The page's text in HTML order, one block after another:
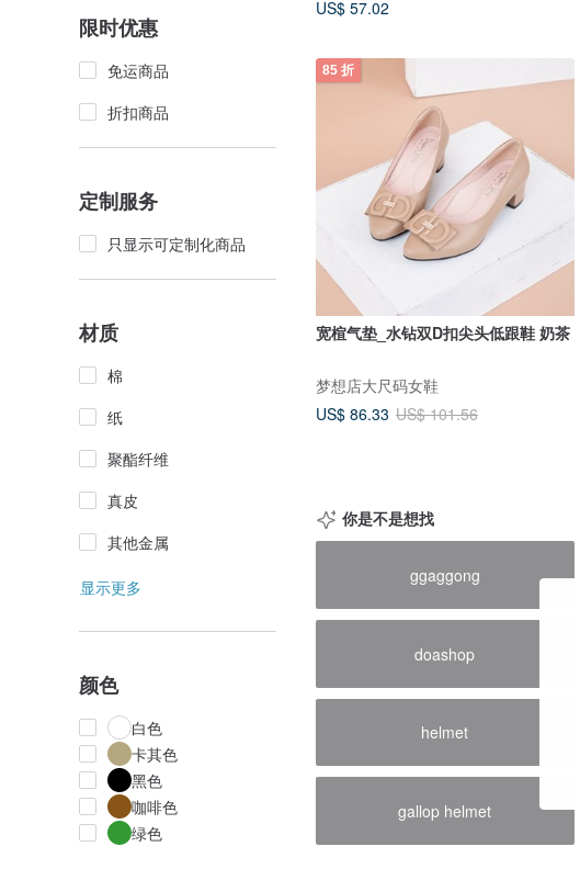
限时优惠
免运商品
折扣商品
定制服务
只显示可定制化商品
材质
棉
纸
聚酯纤维
真皮
其他金属
显示更多
颜色
白色
卡其色
黑色
咖啡色
绿色
US$ 57.02
85 折
宽楦气垫_水钻双D扣尖头低跟鞋 奶茶
梦想店大尺码女鞋
US$ 86.33 US$ 101.56
你是不是想找
ggaggong
doashop
helmet
gallop helmet